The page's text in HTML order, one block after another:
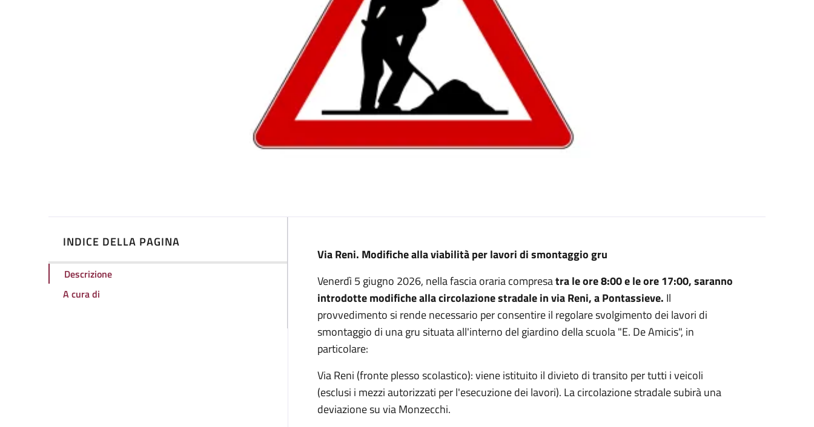
INDICE DELLA PAGINA
Descrizione
A cura di
Descrizione
Via Reni. Modifiche alla viabilità per lavori di smontaggio gru
Venerdì 5 giugno 2026, nella fascia oraria compresatra le ore 8:00 e le ore 17:00, saranno
introdotte modifiche alla circolazione stradale in via Reni, a Pontassieve. Il
provvedimento si rende necessario per consentire il regolare svolgimento dei lavori di
smontaggio di una gru situata all'interno del giardino della scuola "E. De Amicis", in
particolare:
Via Reni (fronte plesso scolastico): viene istituito il divieto di transito per tutti i veicoli
(esclusi i mezzi autorizzati per l'esecuzione dei lavori). La circolazione stradale subirà una
deviazione su via Monzecchi.